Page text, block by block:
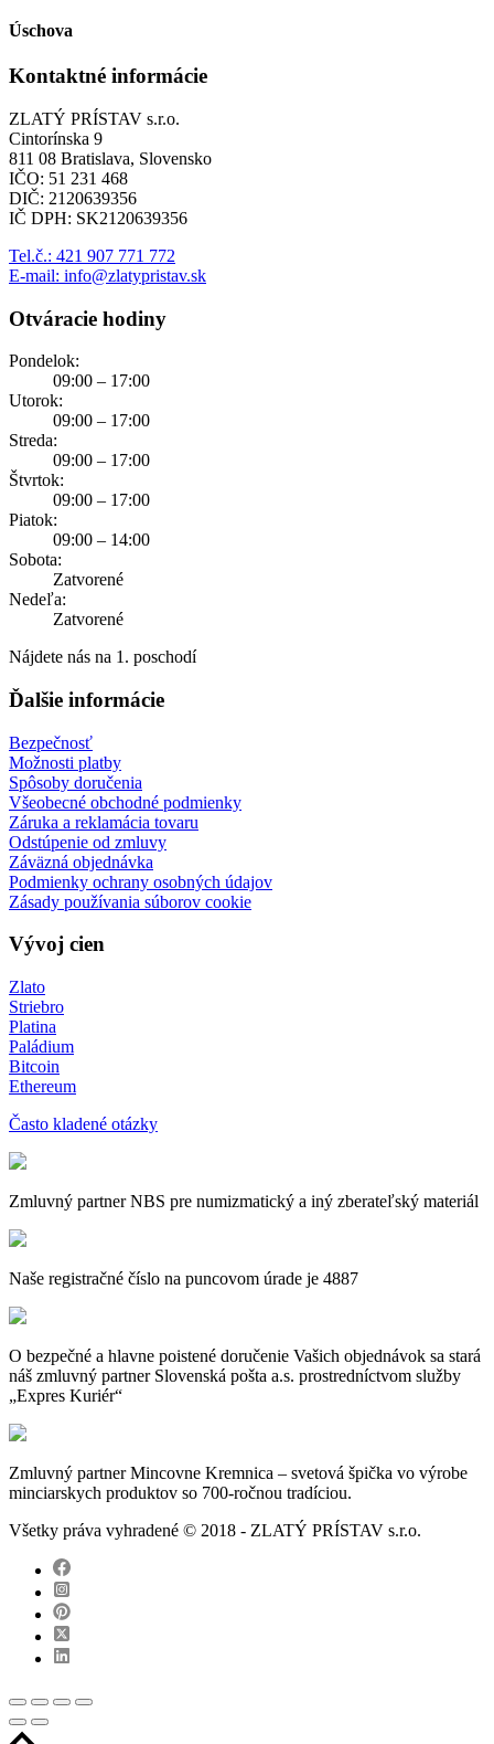
Úschova
Kontaktné informácie
ZLATÝ PRÍSTAV s.r.o.
Cintorínska 9
811 08 Bratislava, Slovensko
IČO: 51 231 468
DIČ: 2120639356
IČ DPH: SK2120639356
Tel.č.: 421 907 771 772
E-mail: info@zlatypristav.sk
Otváracie hodiny
Pondelok:
09:00 – 17:00
Utorok:
09:00 – 17:00
Streda:
09:00 – 17:00
Štvrtok:
09:00 – 17:00
Piatok:
09:00 – 14:00
Sobota:
Zatvorené
Nedeľa:
Zatvorené
Nájdete nás na 1. poschodí
Ďalšie informácie
Bezpečnosť
Možnosti platby
Spôsoby doručenia
Všeobecné obchodné podmienky
Záruka a reklamácia tovaru
Odstúpenie od zmluvy
Záväzná objednávka
Podmienky ochrany osobných údajov
Zásady používania súborov cookie
Vývoj cien
Zlato
Striebro
Platina
Paládium
Bitcoin
Ethereum
Často kladené otázky
Zmluvný partner NBS pre numizmatický a iný zberateľský materiál
Naše registračné číslo na puncovom úrade je 4887
O bezpečné a hlavne poistené doručenie Vašich objednávok sa stará
náš zmluvný partner Slovenská pošta a.s. prostredníctvom služby
„Expres Kuriér“
Zmluvný partner Mincovne Kremnica – svetová špička vo výrobe
minciarskych produktov so 700-ročnou tradíciou.
Všetky práva vyhradené © 2018 - ZLATÝ PRÍSTAV s.r.o.